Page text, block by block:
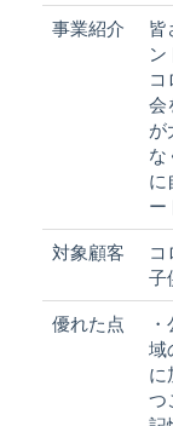
事業紹介
皆
ン
コ
会
が
な
に
ー
対象顧客
コ
子
優れた点
域
に
つ